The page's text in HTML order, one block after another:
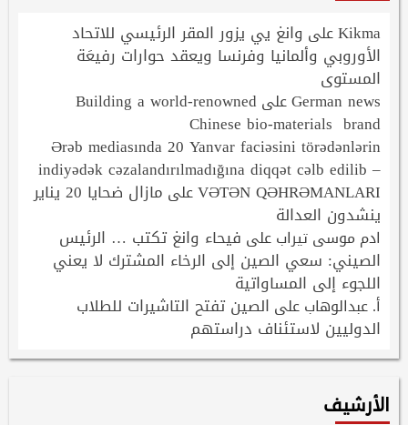
Kikmaعلى وانغ يي يزور المقر الرئيسي للاتحاد
الأوروبي وألمانيا وفرنسا ويعقد حوارات رفيعَة
المستوى
German newsعلى Building a world-renowned
Chinese bio-materials brand
Ərəb mediasında 20 Yanvar faciəsini törədənlərin
indiyədək cəzalandırılmadığına diqqət cəlb edilib –
VƏTƏN QƏHRƏMANLARIعلى مازال ضحايا 20 يناير
ينشدون العدالة
ادم موسى تيرابعلى فيحاء وانغ تكتب … الرئيس
الصيني: سعي الصين إلى الرخاء المشترك لا يعني
اللجوء إلى المساواتية
أ. عبدالوهابعلى الصين تفتح التاشيرات للطلاب
الدوليين لاستئناف دراستهم
الأرشيف